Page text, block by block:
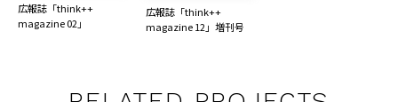
広報誌「think++
magazine 02」
広報誌「think++
magazine 12」増刊号